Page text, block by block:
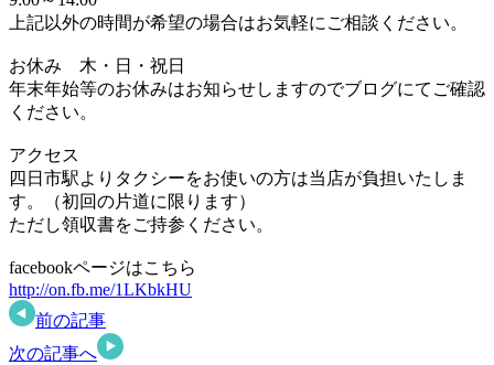
上記以外の時間が希望の場合はお気軽にご相談ください。
お休み 木・日・祝日
年末年始等のお休みはお知らせしますのでブログにてご確認
ください。
アクセス
四日市駅よりタクシーをお使いの方は当店が負担いたしま
す。（初回の片道に限ります）
ただし領収書をご持参ください。
facebookページはこちら
http://on.fb.me/1LKbkHU
前の記事
次の記事へ